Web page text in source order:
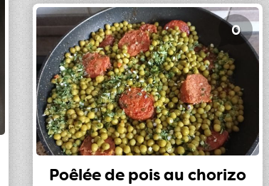
Poêlée de pois au chorizo
0